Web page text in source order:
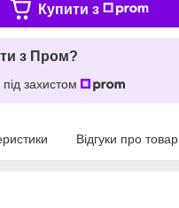
Купити з
з Пром?
захистом
Відгуки про товар